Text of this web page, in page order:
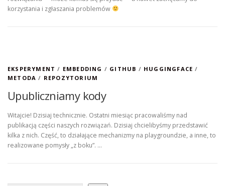
korzystania i zgłaszania problemów
EKSPERYMENT / EMBEDDING / GITHUB / HUGGINGFACE /
METODA / REPOZYTORIUM
Upubliczniamy kody
Witajcie! Dzisiaj technicznie. Ostatni miesiąc pracowaliśmy nad
publikacją części naszych rozwiązań. Dzisiaj chcielibyśmy przedstawić
kilka z nich. Część, to działające mechanizmy na playgroundzie, a inne, to
realizowane pomysły „z boku”. …